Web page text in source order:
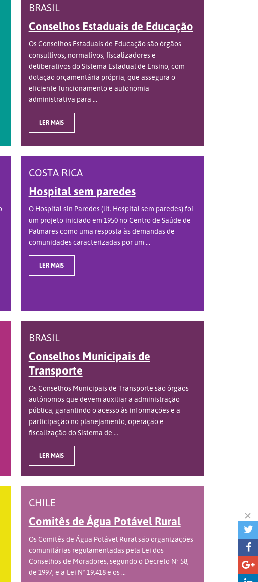
BRASIL
Conselhos Estaduais de Educação
Os Conselhos Estaduais de Educação são órgãos
consultivos, normativos, fiscalizadores e
deliberativos do Sistema Estadual de Ensino, com
dotação orçamentária própria, que assegura o
eficiente funcionamento e autonomia
administrativa para ...
LER MAIS
COSTA RICA
Hospital sem paredes
O Hospital sin Paredes (lit. Hospital sem paredes) foi
um projeto iniciado em 1950 no Centro de Saúde de
Palmares como uma resposta às demandas de
comunidades caracterizadas por um ...
LER MAIS
BRASIL
Conselhos Municipais de
Transporte
Os Conselhos Municipais de Transporte são órgãos
autônomos que devem auxiliar a administração
pública, garantindo o acesso às informações e a
participação no planejamento, operação e
fiscalização do Sistema de ...
LER MAIS
CHILE
Comitês de Água Potável Rural
Os Comitês de Água Potável Rural são organizações
comunitárias regulamentadas pela Lei dos
Conselhos de Moradores, segundo o Decreto Nº 58,
de 1997, e a Lei Nº 19.418 e os ...